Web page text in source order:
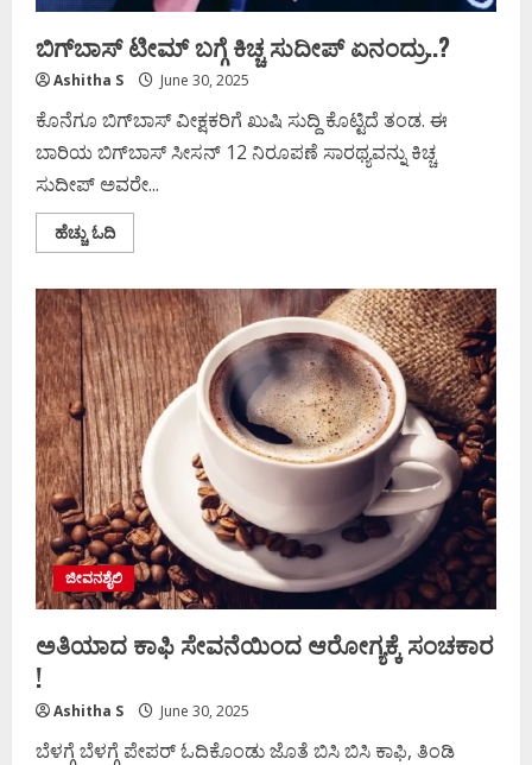
ಬಿಗ್​ಬಾಸ್​ ಟೀಮ್​ ಬಗ್ಗೆ ಕಿಚ್ಚ ಸುದೀಪ್​ ಏನಂದ್ರು..?
Ashitha S June 30, 2025
ಕೊನೆಗೂ ಬಿಗ್​ಬಾಸ್​ ವೀಕ್ಷಕರಿಗೆ ಖುಷಿ ಸುದ್ದಿ ಕೊಟ್ಟಿದೆ ತಂಡ. ಈ
ಬಾರಿಯ ಬಿಗ್​ಬಾಸ್​ ಸೀಸನ್ 12 ನಿರೂಪಣೆ ಸಾರಥ್ಯವನ್ನು ಕಿಚ್ಚ
ಸುದೀಪ್​ ಅವರೇ...
ಹೆಚ್ಚು ಓದಿRead
more
ಬಾಸ್​
ಟೀಮ್​
ಬಗ್ಗೆ
ಕಿಚ್ಚ
ಸುದೀಪ್​
ಏನಂದ್ರು..?
ಜೀವನಶೈಲಿ
ಅತಿಯಾದ ಕಾಫಿ ಸೇವನೆಯಿಂದ ಆರೋಗ್ಯಕ್ಕೆ ಸಂಚಕಾರ
!
Ashitha S June 30, 2025
ಬೆಳಗ್ಗೆ ಬೆಳಗ್ಗೆ ಪೇಪರ್ ಓದಿಕೊಂಡು ಜೊತೆ ಬಿಸಿ ಬಿಸಿ ಕಾಫಿ, ತಿಂಡಿ